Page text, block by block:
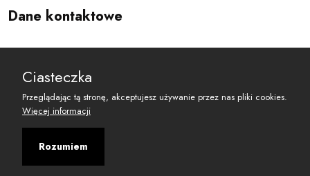
Dane kontaktowe
reset@resetobywatelski.pl
Ciasteczka
Przeglądając tą stronę, akceptujesz używanie przez nas pliki cookies.
Więcej informacji
Rozumiem